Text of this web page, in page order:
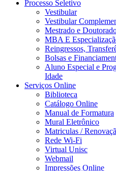
Processo Seletivo
Vestibular
Vestibular
Mestrado e
MBA E
Reingressos,
Bolsas e
Aluno Especial e
Idade
Serviços Online
Biblioteca
Catálogo Online
Manual de Formatura
Mural Eletrônico
Matriculas /
Rede Wi-Fi
Virtual Unisc
Webmail
Impressões Online